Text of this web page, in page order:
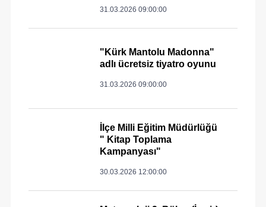
31.03.2026 09:00:00
"Kürk Mantolu Madonna"
adlı ücretsiz tiyatro oyunu
31.03.2026 09:00:00
İlçe Milli Eğitim Müdürlüğü
" Kitap Toplama
Kampanyası"
30.03.2026 12:00:00